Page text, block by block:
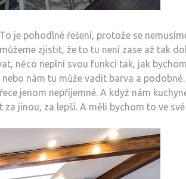
je pohodlné řešení, protože se
zjistit, že to tu není zase až tak
něco neplní svou funkci tak, jak
nám tu může vadit barva a podobně.
jenom nepříjemné. A když nám
jinou, za lepší. A měli bychom to ve